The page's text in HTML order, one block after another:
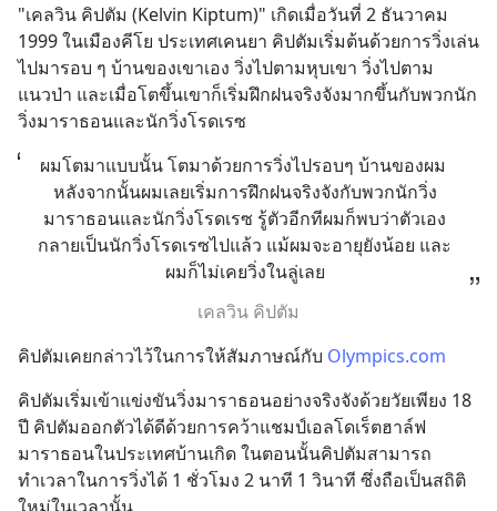
"เคลวิน คิปตัม (Kelvin Kiptum)" เกิดเมื่อวันที่ 2 ธันวาคม
1999 ในเมืองคีโย ประเทศเคนยา คิปตัมเริ่มต้นด้วยการวิ่งเล่น
ไปมารอบ ๆ บ้านของเขาเอง วิ่งไปตามหุบเขา วิ่งไปตาม
แนวป่า และเมื่อโตขึ้นเขาก็เริ่มฝึกฝนจริงจังมากขึ้นกับพวกนัก
วิ่งมาราธอนและนักวิ่งโรดเรซ
ผมโตมาแบบนั้น โตมาด้วยการวิ่งไปรอบๆ บ้านของผม
หลังจากนั้นผมเลยเริ่มการฝึกฝนจริงจังกับพวกนักวิ่ง
มาราธอนและนักวิ่งโรดเรซ รู้ตัวอีกทีผมก็พบว่าตัวเอง
กลายเป็นนักวิ่งโรดเรซไปแล้ว แม้ผมจะอายุยังน้อย และ
ผมก็ไม่เคยวิ่งในลู่เลย
เคลวิน คิปตัม
คิปตัมเคยกล่าวไว้ในการให้สัมภาษณ์กับ Olympics.com
คิปตัมเริ่มเข้าแข่งขันวิ่งมาราธอนอย่างจริงจังด้วยวัยเพียง 18
ปี คิปตัมออกตัวได้ดีด้วยการคว้าแชมป์เอลโดเร็ตฮาล์ฟ
มาราธอนในประเทศบ้านเกิด ในตอนนั้นคิปตัมสามารถ
ทำเวลาในการวิ่งได้ 1 ชั่วโมง 2 นาที 1 วินาที ซึ่งถือเป็นสถิติ